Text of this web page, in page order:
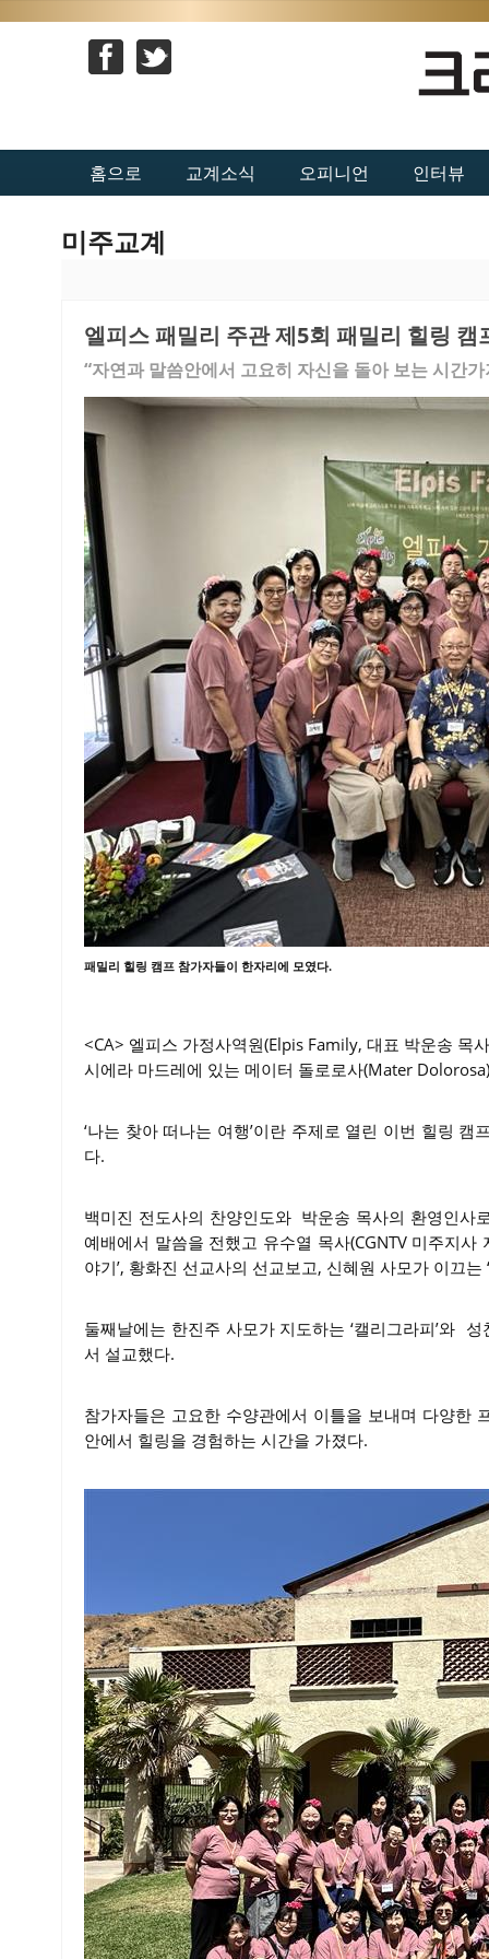
홈으로 교계소식 오피니언 인터뷰
미주교계
엘피스 패밀리 주관 제5회 패밀리 힐링 캠
“자연과 말씀안에서 고요히 자신을 돌아 보는 시간가
패밀리 힐링 캠프 참가자들이 한자리에 모였다.
<CA> 엘피스 가정사역원(Elpis Family, 대표 박운송 목
시에라 마드레에 있는 메이터 돌로로사(Mater
‘나는 찾아 떠나는 여행’이란 주제로 열린 이번 힐링
다.
백미진 전도사의 찬양인도와 박운송 목사의 환영인사
예배에서 말씀을 전했고 유수열 목사(CGNTV 미주지사
야기’, 황화진 선교사의 선교보고, 신혜원 사모가 이끄는
둘째날에는 한진주 사모가 지도하는 ‘캘리그라피’와
서 설교했다.
참가자들은 고요한 수양관에서 이틀을 보내며 다양한
안에서 힐링을 경험하는 시간을 가졌다.